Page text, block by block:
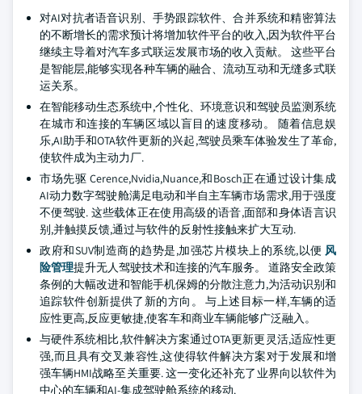
对AI对抗者语音识别、手势跟踪软件、合并系统和精密算法
的不断增长的需求预计将增加软件平台的收入,因为软件平台
继续主导着对汽车多式联运发展市场的收入贡献。 这些平台
是智能层,能够实现各种车辆的融合、流动互动和无缝多式联
运关系。
在智能移动生态系统中,个性化、环境意识和驾驶员监测系统
在城市和连接的车辆区域以盲目的速度移动。 随着信息娱
乐,AI助手和OTA软件更新的兴起,驾驶员乘车体验发生了革命,
使软件成为主动力厂.
市场先驱 Cerence,Nvidia,Nuance,和Bosch正在通过设计集成
AI动力数字驾驶舱满足电动和半自主车辆市场需求,用于强度
不便驾驶. 这些载体正在使用高级的语音,面部和身体语言识
别,并触摸反馈,通过与软件的反射性接触来扩大互动.
政府和SUV制造商的趋势是,加强芯片模块上的系统,以便 风
险管理提升无人驾驶技术和连接的汽车服务。 道路安全政策
条例的大幅改进和智能手机保姆的分散注意力,为活动识别和
追踪软件创新提供了新的方向。 与上述目标一样,车辆的适
应性更高,反应更敏捷,使客车和商业车辆能够广泛融入。
与硬件系统相比,软件解决方案通过OTA更新更灵活,适应性更
强,而且具有交叉兼容性,这使得软件解决方案对于发展和增
强车辆HMI战略至关重要. 这一变化还补充了业界向以软件为
中心的车辆和AI-集成驾驶舱系统的移动.